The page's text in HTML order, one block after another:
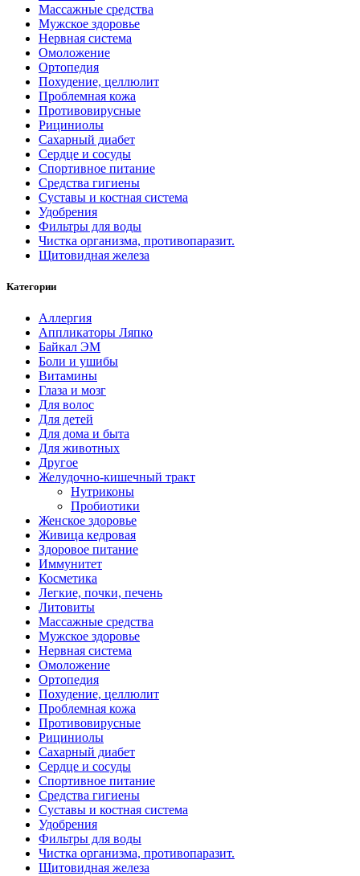
Массажные средства
Мужское здоровье
Нервная система
Омоложение
Ортопедия
Похудение, целлюлит
Проблемная кожа
Противовирусные
Рициниолы
Сахарный диабет
Сердце и сосуды
Спортивное питание
Средства гигиены
Суставы и костная система
Удобрения
Фильтры для воды
Чистка организма, противопаразит.
Щитовидная железа
Категории
Аллергия
Аппликаторы Ляпко
Байкал ЭМ
Боли и ушибы
Витамины
Глаза и мозг
Для волос
Для детей
Для дома и быта
Для животных
Другое
Желудочно-кишечный тракт
Нутриконы
Пробиотики
Женское здоровье
Живица кедровая
Здоровое питание
Иммунитет
Косметика
Легкие, почки, печень
Литовиты
Массажные средства
Мужское здоровье
Нервная система
Омоложение
Ортопедия
Похудение, целлюлит
Проблемная кожа
Противовирусные
Рициниолы
Сахарный диабет
Сердце и сосуды
Спортивное питание
Средства гигиены
Суставы и костная система
Удобрения
Фильтры для воды
Чистка организма, противопаразит.
Щитовидная железа